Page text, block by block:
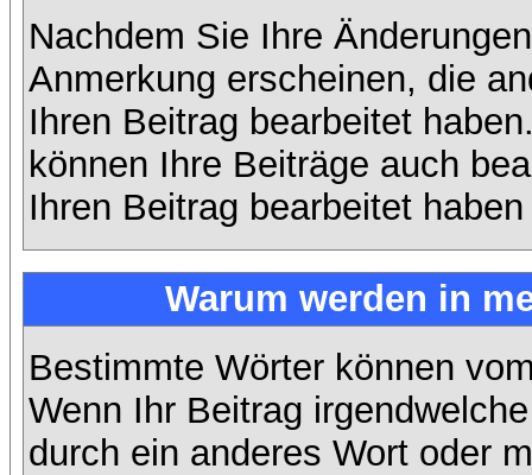
Nachdem Sie Ihre
Anmerkung erscheinen, die
Ihren Beitrag bearbeitet
können Ihre Beiträge auch
Ihren Beitrag bearbeitet
Warum werden in
Bestimmte Wörter können
Wenn Ihr Beitrag
durch ein anderes Wort oder